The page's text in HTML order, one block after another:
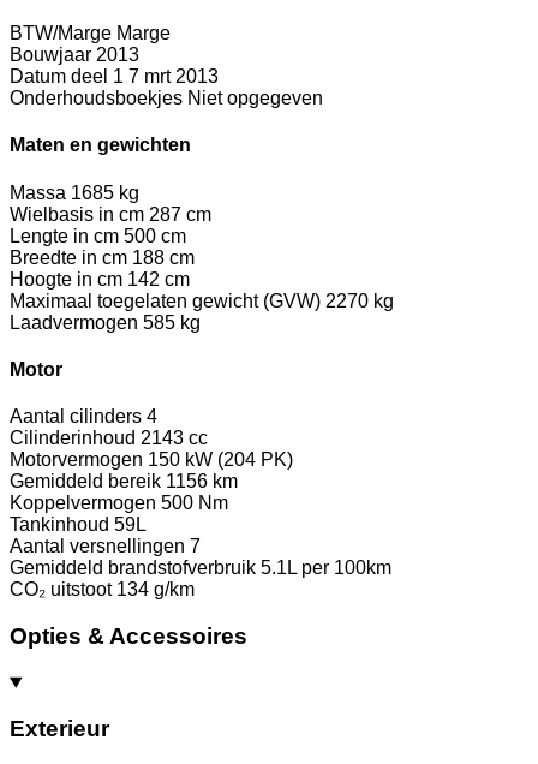
BTW/Marge Marge
Bouwjaar 2013
Datum deel 1 7 mrt 2013
Onderhoudsboekjes Niet opgegeven
Maten en gewichten
Massa 1685 kg
Wielbasis in cm 287 cm
Lengte in cm 500 cm
Breedte in cm 188 cm
Hoogte in cm 142 cm
Maximaal toegelaten gewicht (GVW) 2270 kg
Laadvermogen 585 kg
Motor
Aantal cilinders 4
Cilinderinhoud 2143 cc
Motorvermogen 150 kW (204 PK)
Gemiddeld bereik 1156 km
Koppelvermogen 500 Nm
Tankinhoud 59L
Aantal versnellingen 7
Gemiddeld brandstofverbruik 5.1L per 100km
CO₂ uitstoot 134 g/km
Opties & Accessoires
Exterieur